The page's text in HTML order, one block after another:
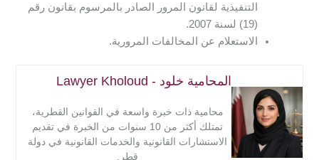
التنفيذية لقانون المرور الصادر بالمرسوم بقانون رقم
(19) لسنة 2007.
الاستعلام عن المخالفات المرورية.
المحامية خلود - Lawyer Kholoud
محامية ذات خبرة واسعة في القوانين القطرية،
تمتلك أكثر من 10 سنوات من الخبرة في تقديم
الاستشارات القانونية والخدمات القانونية في دولة
قطر.